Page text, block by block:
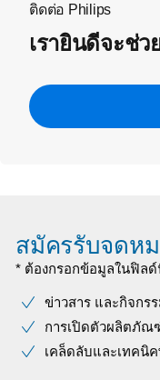
ติดต่อ Philips
เรายินดีจะช่
สมัครรับจดห
* ต้องกรอกข้อมูลในฟิล
ข่าวสาร และกิจกร
การเปิดตัวผลิตภัณ
เคล็ดลับและเทคนิ